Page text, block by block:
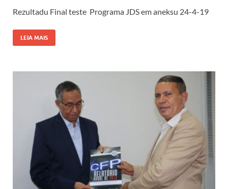
Rezultadu Final teste Programa JDS em aneksu 24-4-19
LEIA MAIS